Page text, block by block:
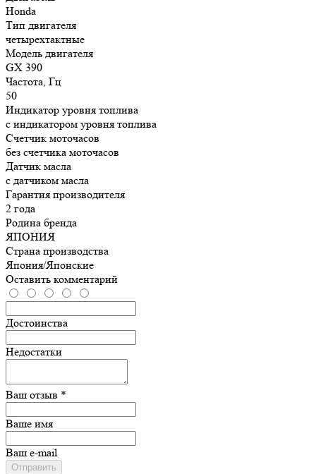
Honda
Тип двигателя
четырехтактные
Модель двигателя
GX 390
Частота, Гц
50
Индикатор уровня топлива
с индикатором уровня топлива
Счетчик моточасов
без счетчика моточасов
Датчик масла
с датчиком масла
Гарантия производителя
2 года
Родина бренда
ЯПОНИЯ
Страна производства
Япония/Японские
Оставить комментарий
Достоинства
Недостатки
Ваш отзыв *
Ваше имя
Ваш e-mail
Отправить